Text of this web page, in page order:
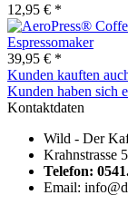
12,95 € *
Espressomaker
39,95 € *
Kunden kauften
Kunden haben sich
Kontaktdaten
Wild - Der
Krahnstrasse
Telefon:
Email: